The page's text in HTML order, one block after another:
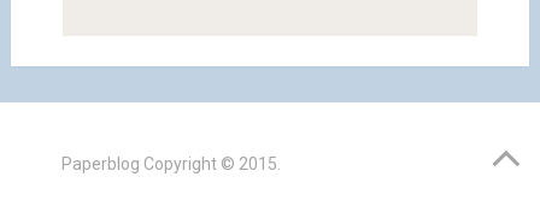
Paperblog Copyright © 2015.